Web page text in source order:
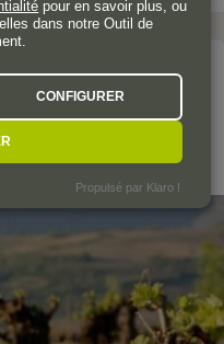
pour en savoir plus, ou
dans notre Outil de
CONFIGURER
Propulsé par Klaro !